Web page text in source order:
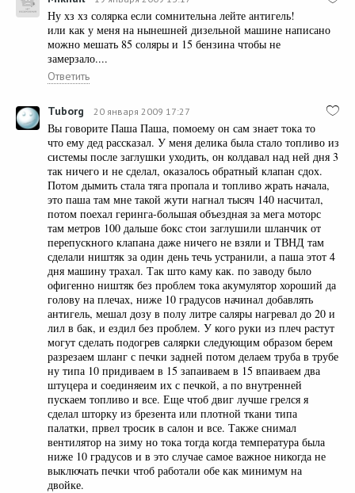
Ну хз хз солярка если сомнительна лейте антигель!
или как у меня на нынешней дизельной машине написано
можно мешать 85 соляры и 15 бензина чтобы не
замерзало....
Ответить
Tuborg 20 января 2009 17:27
Вы говорите Паша Паша, помоему он сам знает тока то
что ему дед рассказал. У меня делика была стало топливо из
системы после заглушки уходить, он колдавал над ней дня 3
так ничего и не сделал, оказалось обратный клапан сдох.
Потом дымить стала тяга пропала и топливо жрать начала,
это паша там мне такой жути нагнал тысяч 140 насчитал,
потом поехал геринга-большая объездная за мега моторс
там метров 100 дальше бокс стои заглушили шланчик от
перепускного клапана даже ничего не взяли и ТВНД там
сделали ништяк за один день течь устранили, а паша этот 4
дня машину трахал. Так што каму как. по заводу было
офигенно ништяк без проблем тока акумулятор хороший да
голову на плечах, ниже 10 градусов начинал добавлять
антигель, мешал дозу в полу литре саляры нагревал до 20 и
лил в бак, и ездил без проблем. У кого руки из плеч растут
могут сделать подогрев салярки следующим образом берем
разрезаем шланг с печки задней потом делаем труба в трубе
ну типа 10 придиваем в 15 запаиваем в 15 впаиваем два
штуцера и соединяеим их с печкой, а по внутренней
пускаем топливо и все. Еще чтоб двиг лучше грелся я
сделал шторку из брезента или плотной ткани типа
палатки, првел тросик в салон и все. Также снимал
вентилятор на зиму но тока тогда когда температура была
ниже 10 градусов и в это случае самое важное никогда не
выключать печки чтоб работали обе как минимум на
двойке.